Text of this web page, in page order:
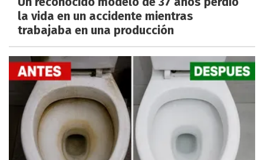
la vida en un accidente mientras
trabajaba en una producción